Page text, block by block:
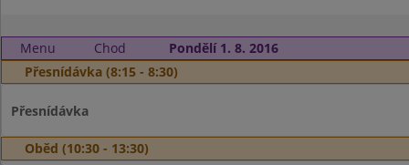
Menu Chod
Pondělí 1. 8. 2016
Přesnídávka (8:15 - 8:30)
Přesnídávka
Oběd (10:30 - 13:30)